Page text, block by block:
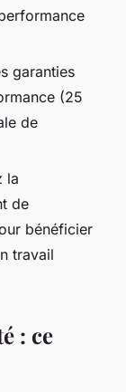
garanties
(25
de
la
de
bénéficier
travail
: ce